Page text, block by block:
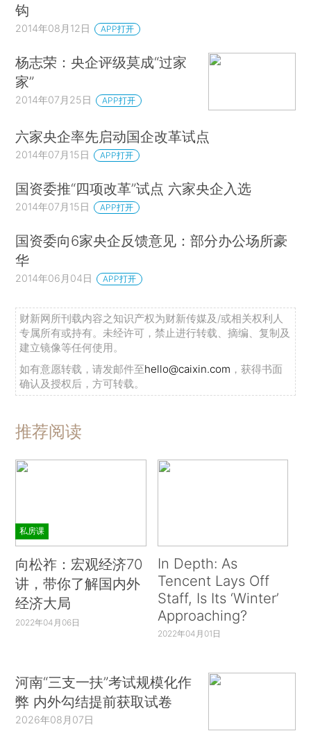
钩
2014年08月12日 APP打开
杨志荣：央企评级莫成“过家
家”
2014年07月25日 APP打开
六家央企率先启动国企改革试点
2014年07月15日 APP打开
国资委推“四项改革”试点 六家央企入选
2014年07月15日 APP打开
国资委向6家央企反馈意见：部分办公场所豪
华
2014年06月04日 APP打开
财新网所刊载内容之知识产权为财新传媒及/或相关权利人
专属所有或持有。未经许可，禁止进行转载、摘编、复制及
建立镜像等任何使用。
如有意愿转载，请发邮件至hello@caixin.com ，获得书面
确认及授权后，方可转载。
推荐阅读
私房课
向松祚：宏观经济70
讲，带你了解国内外
经济大局
2022年04月06日
In Depth: As
Tencent Lays Off
Staff, Is Its ‘Winter’
Approaching?
2022年04月01日
河南“三支一扶”考试规模化作
弊 内外勾结提前获取试卷
2026年08月07日